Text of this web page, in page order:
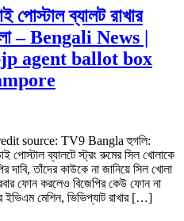
পোস্টাল ব্যালট রাখার
– Bengali News |
agent ballot box
source: TV9 Bangla হুগলি:
পোস্টাল ব্যালটে স্ট্রং রুমের সিল খোলাকে
তাঁদের কাউকে না জানিয়ে সিল খোলা
ফোন করলেও বিজেপির কেউ ফোন না
ইভিএম মেশিন, ভিভিপ্যাট রাখার […]